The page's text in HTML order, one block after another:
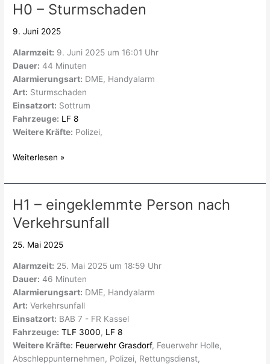
H0 – Sturmschaden
9. Juni 2025
Alarmzeit: 9. Juni 2025 um 16:01 Uhr
Dauer: 44 Minuten
Alarmierungsart: DME, Handyalarm
Art: Sturmschaden
Einsatzort: Sottrum
Fahrzeuge: LF 8
Weitere Kräfte: Polizei,
H0
Sturmschaden
Weiterlesen »
H1 – eingeklemmte Person nach
Verkehrsunfall
25. Mai 2025
Alarmzeit: 25. Mai 2025 um 18:59 Uhr
Dauer: 46 Minuten
Alarmierungsart: DME, Handyalarm
Art: Verkehrsunfall
Einsatzort: BAB 7 - FR Kassel
Fahrzeuge: TLF 3000, LF 8
Weitere Kräfte: Feuerwehr Grasdorf, Feuerwehr Holle,
Abschleppunternehmen, Polizei, Rettungsdienst,
H1
–
eingeklemmte
Person
Verkehrsunfall